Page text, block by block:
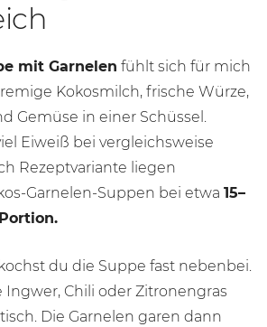
mit Garnelen fühlt sich für mich
Kokosmilch, frische Würze,
Gemüse in einer Schüssel.
Eiweiß bei vergleichsweise
Rezeptvariante liegen
Garnelen-Suppen bei etwa 15–
du die Suppe fast nebenbei.
Ingwer, Chili oder Zitronengras
Die Garnelen garen dann